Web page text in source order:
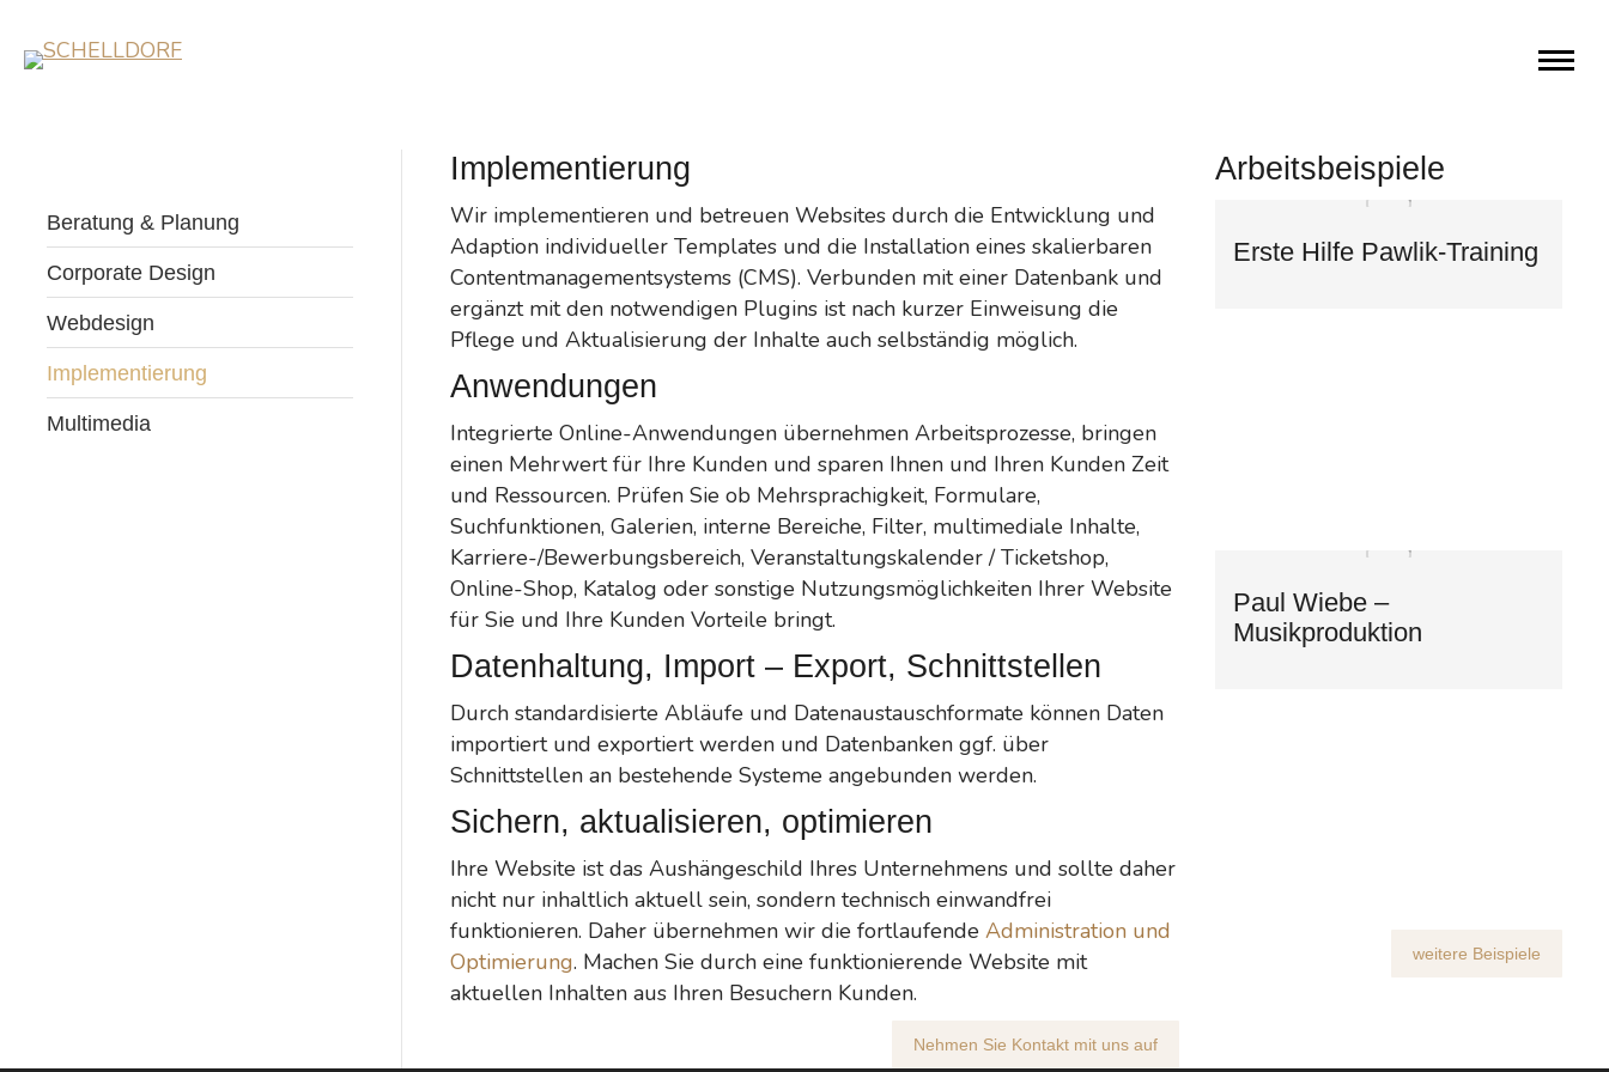
Implementierung
Wir implementieren und betreuen Websites durch die Entwicklung und
Adaption individueller Templates und die Installation eines skalierbaren
Contentmanagementsystems (CMS). Verbunden mit einer Datenbank und
ergänzt mit den notwendigen Plugins ist nach kurzer Einweisung die
Pflege und Aktualisierung der Inhalte auch selbständig möglich.
Anwendungen
Integrierte Online-Anwendungen übernehmen Arbeitsprozesse, bringen
einen Mehrwert für Ihre Kunden und sparen Ihnen und Ihren Kunden Zeit
und Ressourcen. Prüfen Sie ob Mehrsprachigkeit, Formulare,
Suchfunktionen, Galerien, interne Bereiche, Filter, multimediale Inhalte,
Karriere-/Bewerbungsbereich, Veranstaltungskalender / Ticketshop,
Online-Shop, Katalog oder sonstige Nutzungsmöglichkeiten Ihrer Website
für Sie und Ihre Kunden Vorteile bringt.
Datenhaltung, Import – Export, Schnittstellen
Durch standardisierte Abläufe und Datenaustauschformate können Daten
importiert und exportiert werden und Datenbanken ggf. über
Schnittstellen an bestehende Systeme angebunden werden.
Sichern, aktualisieren, optimieren
Ihre Website ist das Aushängeschild Ihres Unternehmens und sollte daher
nicht nur inhaltlich aktuell sein, sondern technisch einwandfrei
funktionieren. Daher übernehmen wir die fortlaufende Administration und
Optimierung. Machen Sie durch eine funktionierende Website mit
aktuellen Inhalten aus Ihren Besuchern Kunden.
Nehmen Sie Kontakt mit uns auf
Arbeitsbeispiele
Erste Hilfe Pawlik-Training
Paul Wiebe –
Musikproduktion
weitere Beispiele
Beratung & Planung
Corporate Design
Webdesign
Implementierung
Multimedia